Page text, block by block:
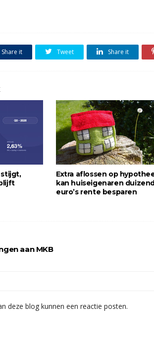
Share it Tweet Share it
Extra aflossen op
kan huiseigenaren
euro’s rente besparen
aan MKB
deze blog kunnen een reactie posten.